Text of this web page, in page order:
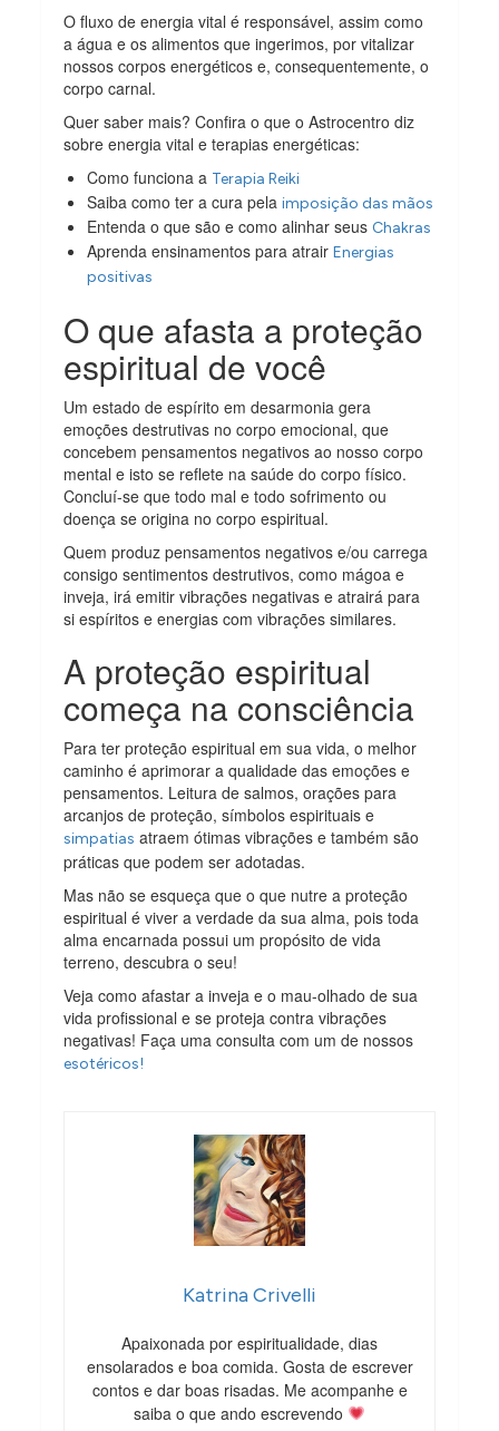
O fluxo de energia vital é responsável, assim como
a água e os alimentos que ingerimos, por vitalizar
nossos corpos energéticos e, consequentemente, o
corpo carnal.
Quer saber mais? Confira o que o Astrocentro diz
sobre energia vital e terapias energéticas:
Como funciona a Terapia Reiki
Saiba como ter a cura pelaimposição das mãos
Entenda o que são e como alinhar seus Chakras
Aprenda ensinamentos para atrairEnergias
positivas
O que afasta a proteção
espiritual de você
Um estado de espírito em desarmonia gera
emoções destrutivas no corpo emocional, que
concebem pensamentos negativos ao nosso corpo
mental e isto se reflete na saúde do corpo físico.
Concluí-se que todo mal e todo sofrimento ou
doença se origina no corpo espiritual.
Quem produz pensamentos negativos e/ou carrega
consigo sentimentos destrutivos, como mágoa e
inveja, irá emitir vibrações negativas e atrairá para
si espíritos e energias com vibrações similares.
A proteção espiritual
começa na consciência
Para ter proteção espiritual em sua vida, o melhor
caminho é aprimorar a qualidade das emoções e
pensamentos. Leitura de salmos, orações para
arcanjos de proteção, símbolos espirituais e
simpatias atraem ótimas vibrações e também são
práticas que podem ser adotadas.
Mas não se esqueça que o que nutre a proteção
espiritual é viver a verdade da sua alma, pois toda
alma encarnada possui um propósito de vida
terreno, descubra o seu!
Veja como afastar a inveja e o mau-olhado de sua
vida profissional e se proteja contra vibrações
negativas! Faça uma consulta com um de nossos
esotéricos!
Katrina Crivelli
Apaixonada por espiritualidade, dias
ensolarados e boa comida. Gosta de escrever
contos e dar boas risadas. Me acompanhe e
saiba o que ando escrevendo